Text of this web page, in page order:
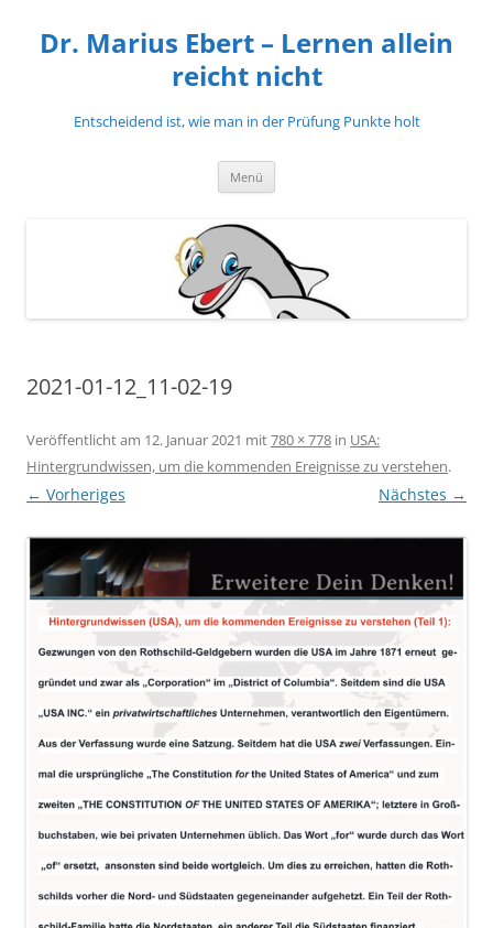
springen
Dr. Marius Ebert – Lernen allein
reicht nicht
Entscheidend ist, wie man in der Prüfung Punkte holt
Menü
2021-01-12_11-02-19
Veröffentlicht am 12. Januar 2021 mit780 × 778 in USA:
Hintergrundwissen, um die kommenden Ereignisse zu verstehen.
← Vorheriges Nächstes →